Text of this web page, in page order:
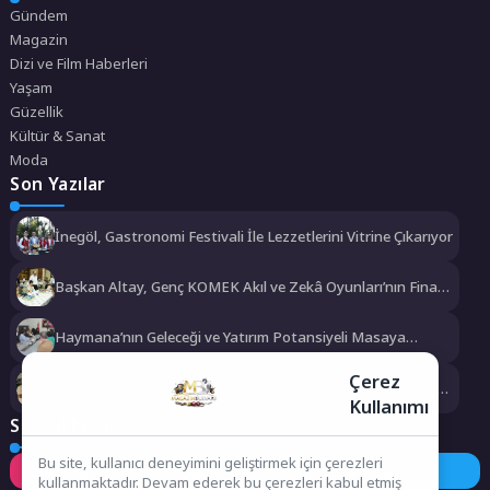
Gündem
Magazin
Dizi ve Film Haberleri
Yaşam
Güzellik
Kültür & Sanat
Moda
Son Yazılar
İnegöl, Gastronomi Festivali İle Lezzetlerini Vitrine Çıkarıyor
Başkan Altay, Genç KOMEK Akıl ve Zekâ Oyunları’nın Final
Haymana’nın Geleceği ve Yatırım Potansiyeli Masaya
Yatırıldı
Manisa Büyükşehir Belediyesi “Sağlıklı İşyeri” Sertifikasını
Sosyal Medya
Instagram Facebook Twitter
Çerez
Kullanımı
Bu site, kullanıcı deneyimini geliştirmek için çerezleri
kullanmaktadır. Devam ederek bu çerezleri kabul etmiş